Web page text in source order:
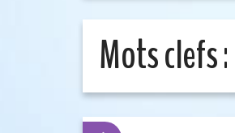
Mots clefs :